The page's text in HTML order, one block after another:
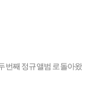
번째 정규 앨범 로 돌아왔